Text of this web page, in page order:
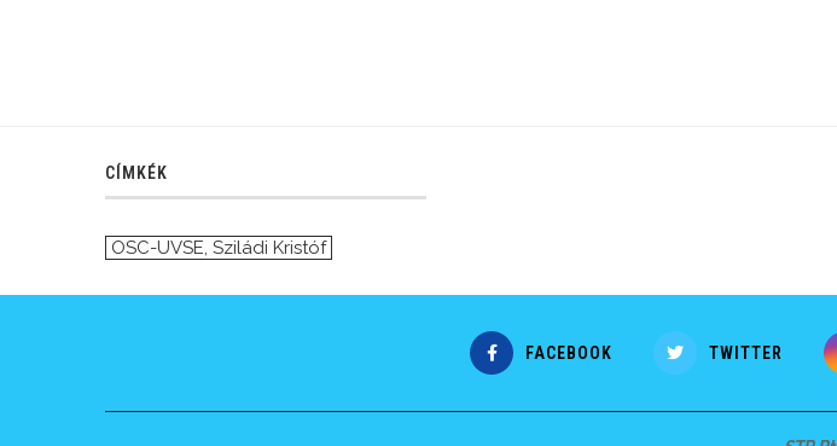
CÍMKÉK
OSC-UVSE, Sziládi Kristóf
FACEBOOK TWITTER